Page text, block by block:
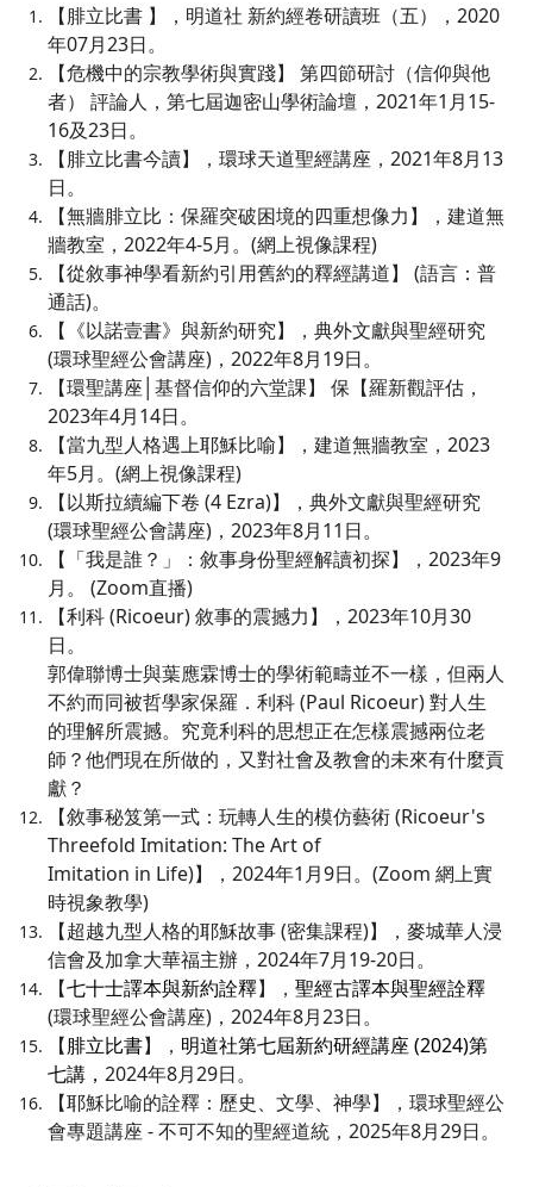
【腓立比書 】，明道社 新約經卷研讀班（五），2020
年07月23日。
【危機中的宗教學術與實踐】 第四節研討（信仰與他
者） 評論人，第七屆迦密山學術論壇，2021年1月15-
16及23日。
【腓立比書今讀】，環球天道聖經講座，2021年8月13
日。
【無牆腓立比：保羅突破困境的四重想像力】，建道無
牆教室，2022年4-5月。(網上視像課程)
【從敘事神學看新約引用舊約的釋經講道】 (語言：普
通話)。
【《以諾壹書》與新約研究】，典外文獻與聖經研究
(環球聖經公會講座)，2022年8月19日。
【環聖講座│基督信仰的六堂課】 保【羅新觀評估，
2023年4月14日。
【當九型人格遇上耶穌比喻】，建道無牆教室，2023
年5月。(網上視像課程)
【以斯拉續編下卷 (4 Ezra)】，典外文獻與聖經研究
(環球聖經公會講座)，2023年8月11日。
【「我是誰？」：敘事身份聖經解讀初探】，2023年9
月。 (Zoom直播)
【利科 (Ricoeur) 敘事的震撼力】，2023年10月30
日。
郭偉聯博士與葉應霖博士的學術範疇並不一樣，但兩人
不約而同被哲學家保羅．利科 (Paul Ricoeur) 對人生
的理解所震撼。究竟利科的思想正在怎樣震撼兩位老
師？他們現在所做的，又對社會及教會的未來有什麼貢
獻？
【敘事秘笈第一式：玩轉人生的模仿藝術 (Ricoeur's
Threefold Imitation: The Art of
Imitation in Life)】，2024年1月9日。(Zoom 網上實
時視象教學)
【超越九型人格的耶穌故事 (密集課程)】，麥城華人浸
信會及加拿大華福主辦，2024年7月19-20日。
【七十士譯本與新約詮釋】， 聖經古譯本與聖經詮釋
(環球聖經公會講座)，2024年8月23日。
【腓立比書】， 明道社第七屆新約研經講座 (2024)第
七講， 2024年8月29日。
【耶穌比喻的詮釋：歷史、文學、神學】，環球聖經公
會專題講座 - 不可不知的聖經道統，2025年8月29日。